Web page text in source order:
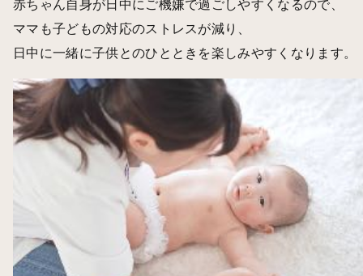
赤ちゃん自身が日中にご機嫌で過ごしやすくなるので、
ママも子どもの対応のストレスが減り、
日中に一緒に子供とのひとときを楽しみやすくなります。